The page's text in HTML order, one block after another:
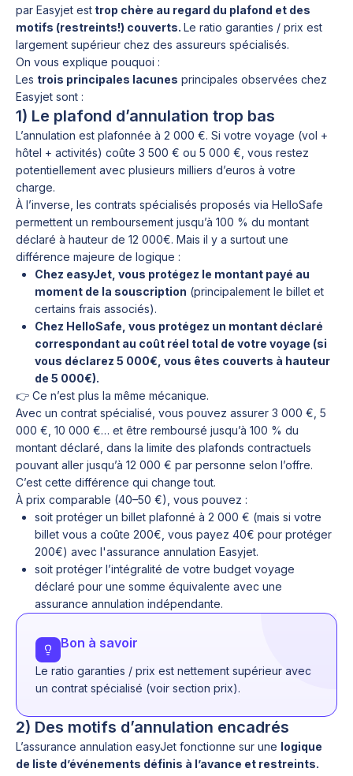
par Easyjet est trop chère au regard du plafond et des
motifs (restreints!) couverts. Le ratio garanties / prix est
largement supérieur chez des assureurs spécialisés.
On vous explique pouquoi :
Les trois principales lacunes principales observées chez
Easyjet sont :
1) Le plafond d’annulation trop bas
L’annulation est plafonnée à 2 000 €. Si votre voyage (vol +
hôtel + activités) coûte 3 500 € ou 5 000 €, vous restez
potentiellement avec plusieurs milliers d’euros à votre
charge.
À l’inverse, les contrats spécialisés proposés via HelloSafe
permettent un remboursement jusqu’à 100 % du montant
déclaré à hauteur de 12 000€. Mais il y a surtout une
différence majeure de logique :
Chez easyJet, vous protégez le montant payé au
moment de la souscription (principalement le billet et
certains frais associés).
Chez HelloSafe, vous protégez un montant déclaré
correspondant au coût réel total de votre voyage (si
vous déclarez 5 000€, vous êtes couverts à hauteur
de 5 000€).
👉 Ce n’est plus la même mécanique.
Avec un contrat spécialisé, vous pouvez assurer 3 000 €, 5
000 €, 10 000 €… et être remboursé jusqu’à 100 % du
montant déclaré, dans la limite des plafonds contractuels
pouvant aller jusqu’à 12 000 € par personne selon l’offre.
C’est cette différence qui change tout.
À prix comparable (40–50 €), vous pouvez :
soit protéger un billet plafonné à 2 000 € (mais si votre
billet vous a coûte 200€, vous payez 40€ pour protéger
200€) avec l'assurance annulation Easyjet.
soit protéger l’intégralité de votre budget voyage
déclaré pour une somme équivalente avec une
assurance annulation indépendante.
Bon à savoir
Le ratio garanties / prix est nettement supérieur avec
un contrat spécialisé (voir section prix).
2) Des motifs d’annulation encadrés
L’assurance annulation easyJet fonctionne sur une logique
de liste d’événements définis à l’avance et restreints.